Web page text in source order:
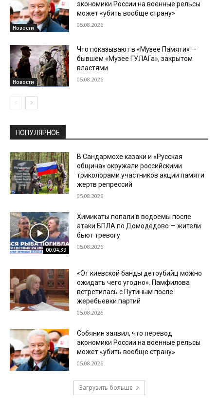
Новости
экономики России на военные рельсы
может «убить вообще страну»
05.08.2026
Новости
Что показывают в «Музее Памяти» —
бывшем «Музее ГУЛАГа», закрытом
властями
05.08.2026
ПОПУЛЯРНОЕ
В Сандармохе казаки и «Русская
община» окружали российскими
триколорами участников акции памяти
жертв репрессий
05.08.2026
00:04:39
Химикаты попали в водоемы после
атаки БПЛА по Домодедово — жители
бьют тревогу
05.08.2026
«От киевской банды детоубийц можно
ожидать чего угодно». Памфилова
встретилась с Путиным после
жеребьевки партий
05.08.2026
Собянин заявил, что перевод
экономики России на военные рельсы
может «убить вообще страну»
05.08.2026
Загрузить больше